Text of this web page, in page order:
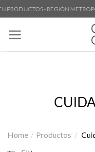
Skip
to
content
PRODUCTOS - REGIÓN
Home / Productos /